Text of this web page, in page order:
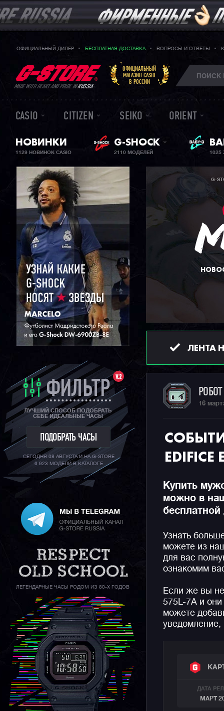
ОФИЦИАЛЬНЫЙ ДИЛЕР БЕСПЛАТНАЯ ДОСТАВКА ВОПРОСЫ И ОТВЕТЫ
MADE WITH HEART AND PRIDE INRUSSIA
ОФИЦИАЛЬНЫЙ
МАГАЗИН CASIO
В РОССИИ
CASIO CITIZEN SEIKO ORIENT
НОВИНКИ
1129 НОВИНОК CASIO
G-SHOCK
2110 МОДЕЛЕЙ
V.2
ФИЛЬТР
ЛУЧШИЙ СПОСОБ ПОДОБРАТЬ
СЕБЕ ИДЕАЛЬНЫЕ ЧАСЫ
ПОДОБРАТЬ ЧАСЫ
СЕГОДНЯ 08 АВГУСТА И НА G-STORE
6 923 МОДЕЛИ В КАТАЛОГЕ
ЛЕГЕНДАРНЫЕ ЧАСЫ РОДОМ ИЗ 80-Х ГОДОВ
G-
ЛЕНТА
16
Купить
можно в
Узнать
можете из
для вас
ознакомим
Если же вы
575L-7A и
можете
уведомление,
ДАТА
МАРТ